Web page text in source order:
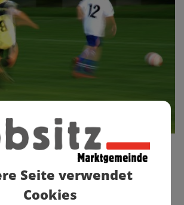
Seite verwendet
Cookies